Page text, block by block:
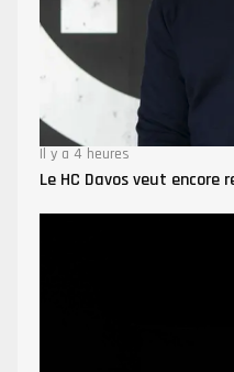
Il y a 4 heures
Le HC Davos veut